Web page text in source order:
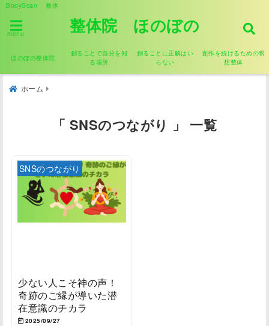
BodyScan 整体
menu 整体院 ほのぼの
ほのぼの整体院
創ることで自分を知
る場所
創ることに正解はい
らない
創作を続けるための瞑
想整体
ホーム
「 SNSのつながり 」 一覧
SNSのつながり
少ない人こそ神の声！
奇跡のご縁が導いた潜
在意識のチカラ
2025/09/27